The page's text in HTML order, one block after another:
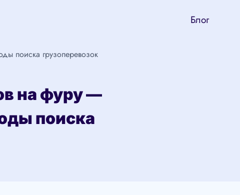
Блог
поиска грузоперевозок
на фуру —
поиска